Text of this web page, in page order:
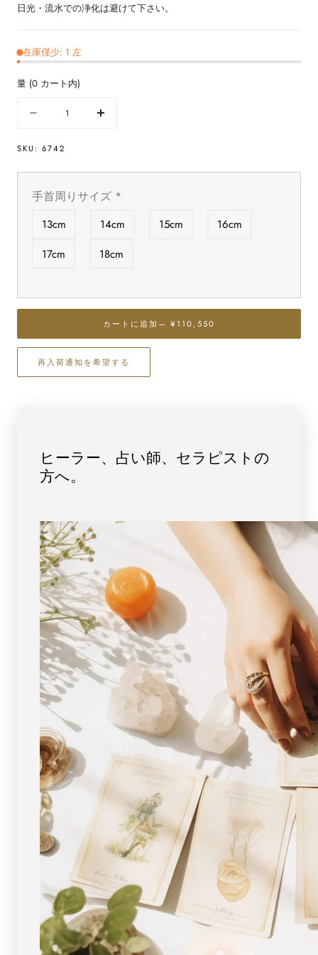
日光・流水での浄化は避けて下さい。
在庫僅少: 1 左
量 (0 カート内)
を
減
す
イ
ロ
ミ
イ
ト
ブ
ト
9mm
（鑑
別
書
付）
画
像
現
物・
一
点
物
パ
ワ
ー
ス
ト
ー
ン
天
FORESTBLUE
ォ
レ
数
増
す
イ
ロ
ミ
イ
ト
ブ
ト
（鑑
付）
[
画
像
現
物・
一
点
ス
ト
天
石
FORESTBLUE
フ
ォ
レ
SKU: 6742
手首周りサイズ *
13cm 14cm 15cm
16cm
17cm
18cm
カートに追加— ¥110,550
再入荷通知を希望する
ヒーラー、占い師、セラピストの
方へ。